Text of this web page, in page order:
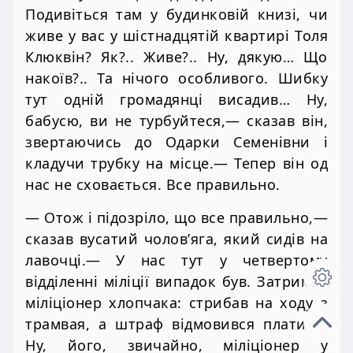
Подивіться там у будинковій книзі, чи
живе у вас у шістнадцятій квартирі Толя
Клюквін? Як?.. Живе?.. Ну, дякую… Що
накоїв?.. Та нічого особливого. Шибку
тут одній громадянці висадив… Ну,
бабусю, ви не турбуйтеся,— сказав він,
звертаючись до Одарки Семенівни і
кладучи трубку на місце.— Тепер він од
нас не сховається. Все правильно.
— Отож і підозріло, що все правильно,—
сказав вусатий чолов’яга, який сидів на
лавочці.— У нас тут у четвертому
відділенні міліції випадок був. Затримав
міліціонер хлопчака: стрибав на ходу з
трамвая, а штраф відмовився платити.
Ну, його, звичайно, міліціонер у